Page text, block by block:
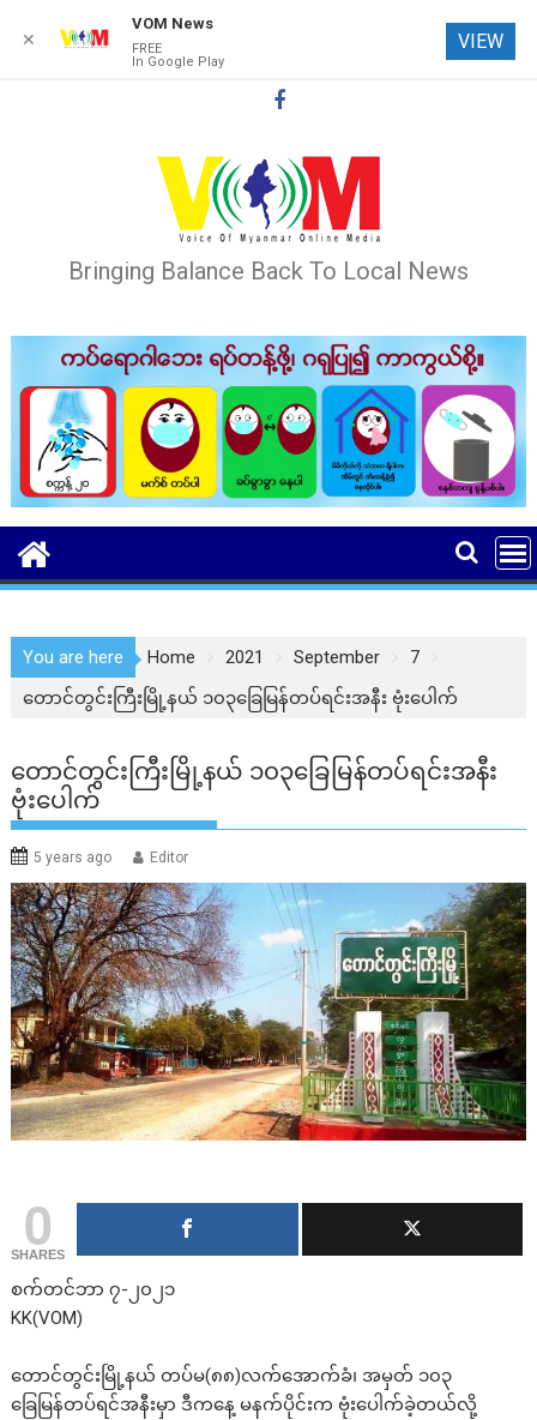
Bringing Balance Back To Local News
You are here Home 2021 September
7
တောင်တွင်းကြီးမြို့နယ် ၁၀၃ခြေမြန်တပ်ရင်းအနီး ဗုံးပေါက်
တောင်တွင်းကြီးမြို့နယ် ၁၀၃ခြေမြန်တပ်ရင်းအနီး
ဗုံးပေါက်
5 years ago Editor
0
SHARES
စက်တင်ဘာ ၇-၂၀၂၁
KK(VOM)
တောင်တွင်းမြို့နယ် တပ်မ(၈၈)လက်အောက်ခံ၊ အမှတ် ၁၀၃
ခြေမြန်တပ်ရင်အနီးမှာ ဒီကနေ့ မနက်ပိုင်းက ဗုံးပေါက်ခဲ့တယ်လို့
✕
VOM News
FREE
In Google Play
VIEW